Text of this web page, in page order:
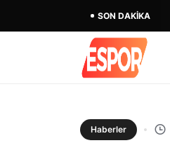
SON DAKIKA
Haberler